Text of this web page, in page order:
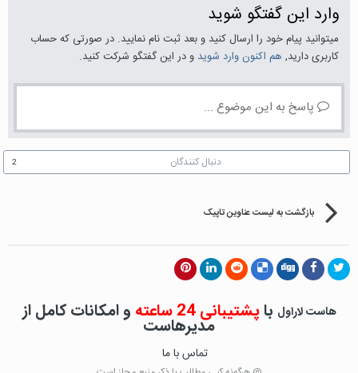
وارد این گفتگو شوید
میتوانید پیام خود را ارسال کنید و بعد ثبت نام نمایید. در صورتی که حساب
کاربری دارید, هم اکنون وارد شوید و در این گفتگو شرکت کنید.
پاسخ به این موضوع ...
دنبال کنندگان 2
بازگشت به لیست عناوین تاپیک
هاست لاراول باپشتیبانی 24 ساعته و امکانات کامل از
مدیرهاست
تماس با ما